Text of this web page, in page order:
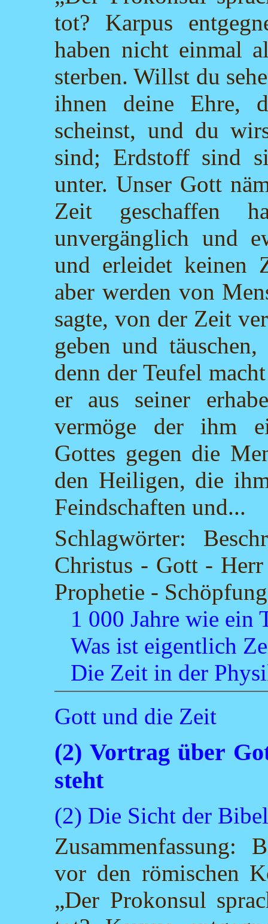
tot? Karpus
haben nicht einmal
sterben. Willst du
ihnen deine Ehre,
scheinst, und du
sind; Erdstoff sind
unter. Unser Gott
Zeit geschaffen
unvergänglich und
und erleidet keinen
aber werden von
sagte, von der Zeit
geben und
denn der Teufel
er aus seiner
vermöge der ihm
Gottes gegen die
den Heiligen, die
Feindschaften und...
Schlagwörter:
Christus - Gott - Herr
Prophetie -
1 000 Jahre wie
Was ist eigentlich
Die Zeit in der
Gott und die Zeit
(2) Vortrag über
steht
(2) Die Sicht der
Zusammenfassung:
vor den römischen
„Der Prokonsul